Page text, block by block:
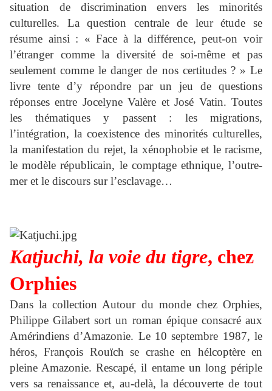
situation de discrimination envers les minorités
culturelles. La question centrale de leur étude se
résume ainsi : « Face à la différence, peut-on voir
l’étranger comme la diversité de soi-même et pas
seulement comme le danger de nos certitudes ? » Le
livre tente d’y répondre par un jeu de questions
réponses entre Jocelyne Valère et José Vatin. Toutes
les thématiques y passent : les migrations,
l’intégration, la coexistence des minorités culturelles,
la manifestation du rejet, la xénophobie et le racisme,
le modèle républicain, le comptage ethnique, l’outre-
mer et le discours sur l’esclavage…
Katjuchi, la voie du tigre, chez
Orphies
Dans la collection Autour du monde chez Orphies,
Philippe Gilabert sort un roman épique consacré aux
Amérindiens d’Amazonie. Le 10 septembre 1987, le
héros, François Rouïch se crashe en hélcoptère en
pleine Amazonie. Rescapé, il entame un long périple
vers sa renaissance et, au-delà, la découverte de tout